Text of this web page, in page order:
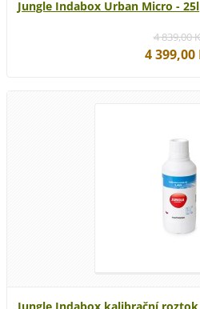
Jungle Indabox Urban Micro - 25l
4 839,00
4 399,00